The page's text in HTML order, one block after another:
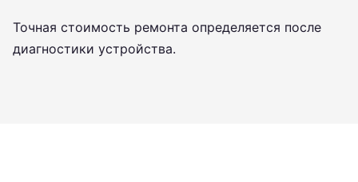
Точная стоимость ремонта определяется после
диагностики устройства.